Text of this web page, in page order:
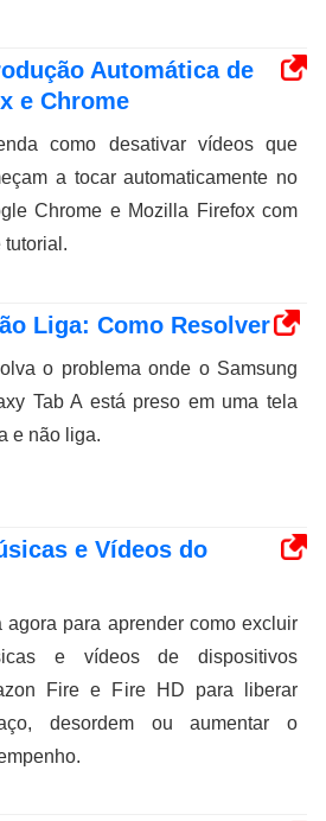
Automática de
e Chrome
como desativar vídeos que
a tocar automaticamente no
Chrome e Mozilla Firefox com
tutorial.
Liga: Como Resolver
o problema onde o Samsung
Tab A está preso em uma tela
e não liga.
e Vídeos do
agora para aprender como excluir
e vídeos de dispositivos
Fire e Fire HD para liberar
desordem ou aumentar o